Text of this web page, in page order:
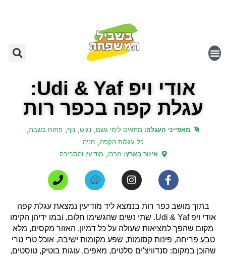
אודי ויפ Udi & Yaf:
עגלת קפה בכפר רות
מאפייני העגלה: מתאים לימי גשם, נגיש, נוף, פתוח בשבת,
כל עגלות הקפה, חניה
איזור בארץ: מרכז, מודיעין והסביבה
בתוך מושב כפר רות בנמצא ליד מודיעין נמצאת עגלת קפה
אודי ויפ Udi & Yaf.
שתי נשים שהגשימו חלום, ובמו ידיהן הקימו
מקום שהפך למציאות שעולה על כל דמיון. האזור מקסים, מלא
טבע פריחה, פינות קסומות, שפע מקומות ישיבה, אוכל טרי טרי
שהוכן במקום: סנדוויצ'ים סלטים, מאפים, עוגות בוטיק, טוסטים,